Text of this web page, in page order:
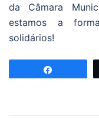
da Câmara
estamos a
solidários!